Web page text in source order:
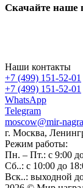
Скачайте наше
Наши контакты
+7 (499) 151-52-01
+7 (499) 151-52-01
WhatsApp
Telegram
moscow@mir-
г. Москва,
Режим работы:
Пн. – Пт.: с 9:00
Сб..: с 10:00 до
Вск..: выходной